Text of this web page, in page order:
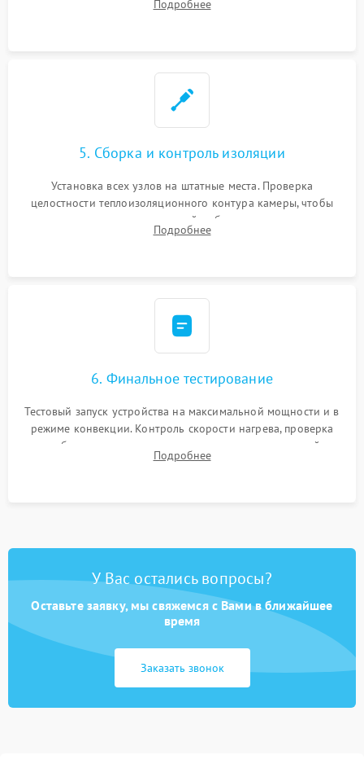
выгоревших реле, восстановление контактов и замена
Подробнее
5. Сборка и контроль изоляции
Установка всех узлов на штатные места. Проверка
целостности теплоизоляционного контура камеры, чтобы
исключить перегрев кухонной мебели и потерю тепла.
Надежная фиксация клемм и сборка корпуса шкафа.
Подробнее
6. Финальное тестирование
Тестовый запуск устройства на максимальной мощности и в
режиме конвекции. Контроль скорости нагрева, проверка
срабатывания термостата при достижении заданной
температуры и тест на отсутствие утечек тока.
Подробнее
У Вас остались вопросы?
Оставьте заявку, мы свяжемся с Вами в ближайшее
время
Заказать звонок